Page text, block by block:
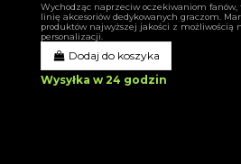
Wychodząc naprzeciw oczekiwaniom fanów,
linię akcesoriów dedykowanych graczom.
produktów najwyższej jakości z możliwością
personalizacji.
Dodaj do koszyka
Wysyłka w 24 godzin